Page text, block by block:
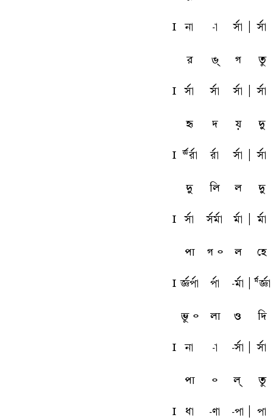
l na -a sfa sfa
র ঙ্ গ তু
l sfa sfa sfa sfa
হৃ দ য় দু
l Tfrfa rfa sfa sfa
দু লি ল দু
l sfa sfmfa mfa mfa
পা গ ৹ ল হে
l tfpfa pfa -mfa Mftfa
ভু ৹ লা ও দি
l na -a -sfa sfa
পা ৹ ল্ তু
l qa -ua -pa
pa